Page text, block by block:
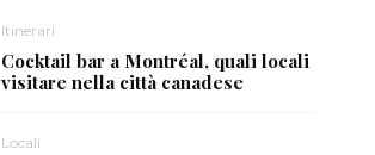
Itinerari
Cocktail bar a Montréal, quali locali
visitare nella città canadese
Locali